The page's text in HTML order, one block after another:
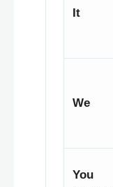
It
We
You